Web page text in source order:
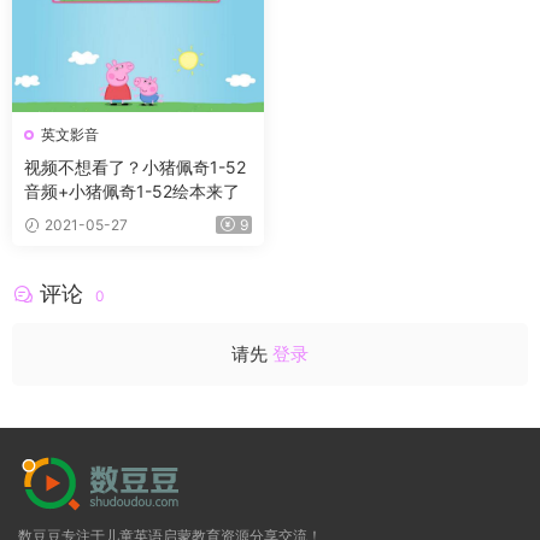
英文影音
视频不想看了？小猪佩奇1-52
音频+小猪佩奇1-52绘本来了
2021-05-27 9
评论 0
请先 登录
数豆豆专注于儿童英语启蒙教育资源分享交流！